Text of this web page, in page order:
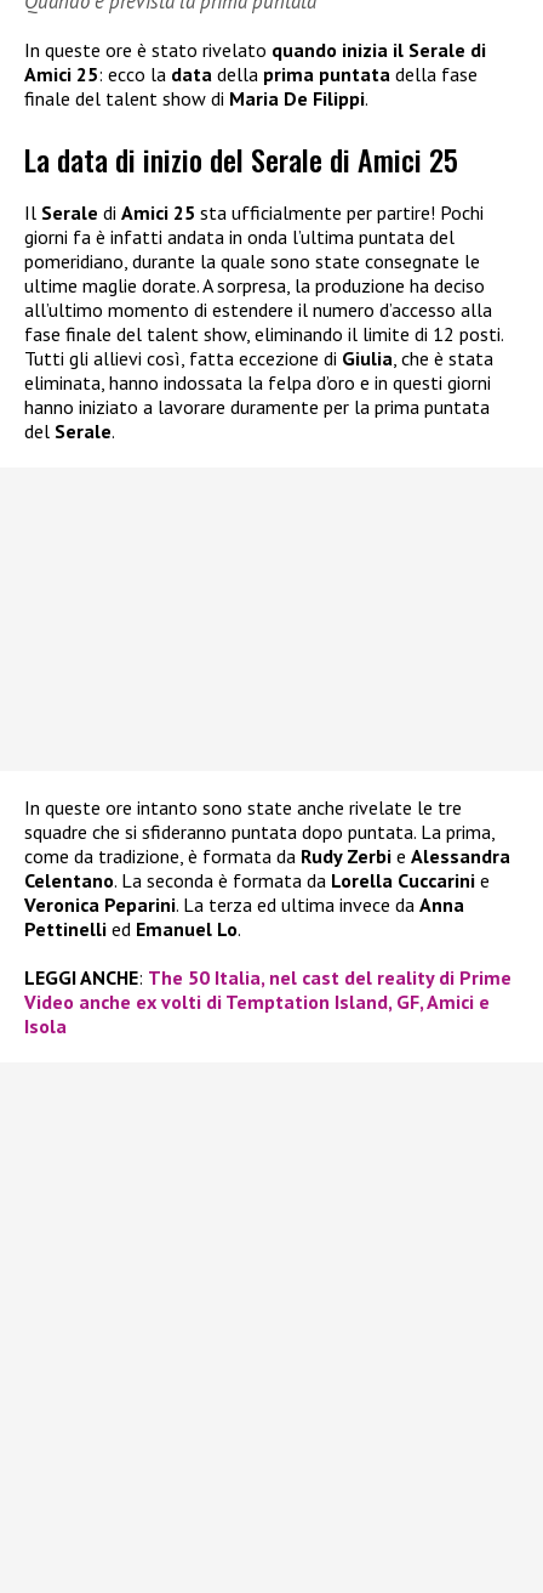
In queste ore è stato rivelato quando inizia il Serale di
Amici 25: ecco la data della prima puntata della fase
finale del talent show di Maria De Filippi.
La data di inizio del Serale di Amici 25
Il Serale di Amici 25 sta ufficialmente per partire! Pochi
giorni fa è infatti andata in onda l’ultima puntata del
pomeridiano, durante la quale sono state consegnate le
ultime maglie dorate. A sorpresa, la produzione ha deciso
all’ultimo momento di estendere il numero d’accesso alla
fase finale del talent show, eliminando il limite di 12 posti.
Tutti gli allievi così, fatta eccezione di Giulia, che è stata
eliminata, hanno indossata la felpa d’oro e in questi giorni
hanno iniziato a lavorare duramente per la prima puntata
del Serale.
In queste ore intanto sono state anche rivelate le tre
squadre che si sfideranno puntata dopo puntata. La prima,
come da tradizione, è formata da Rudy Zerbi e Alessandra
Celentano. La seconda è formata da Lorella Cuccarini e
Veronica Peparini. La terza ed ultima invece da Anna
Pettinelli ed Emanuel Lo.
LEGGI ANCHE: The 50 Italia, nel cast del reality di Prime
Video anche ex volti di Temptation Island, GF, Amici e
Isola